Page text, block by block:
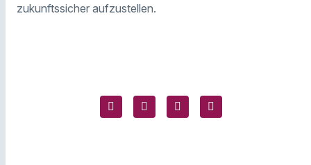
zukunftssicher aufzustellen.